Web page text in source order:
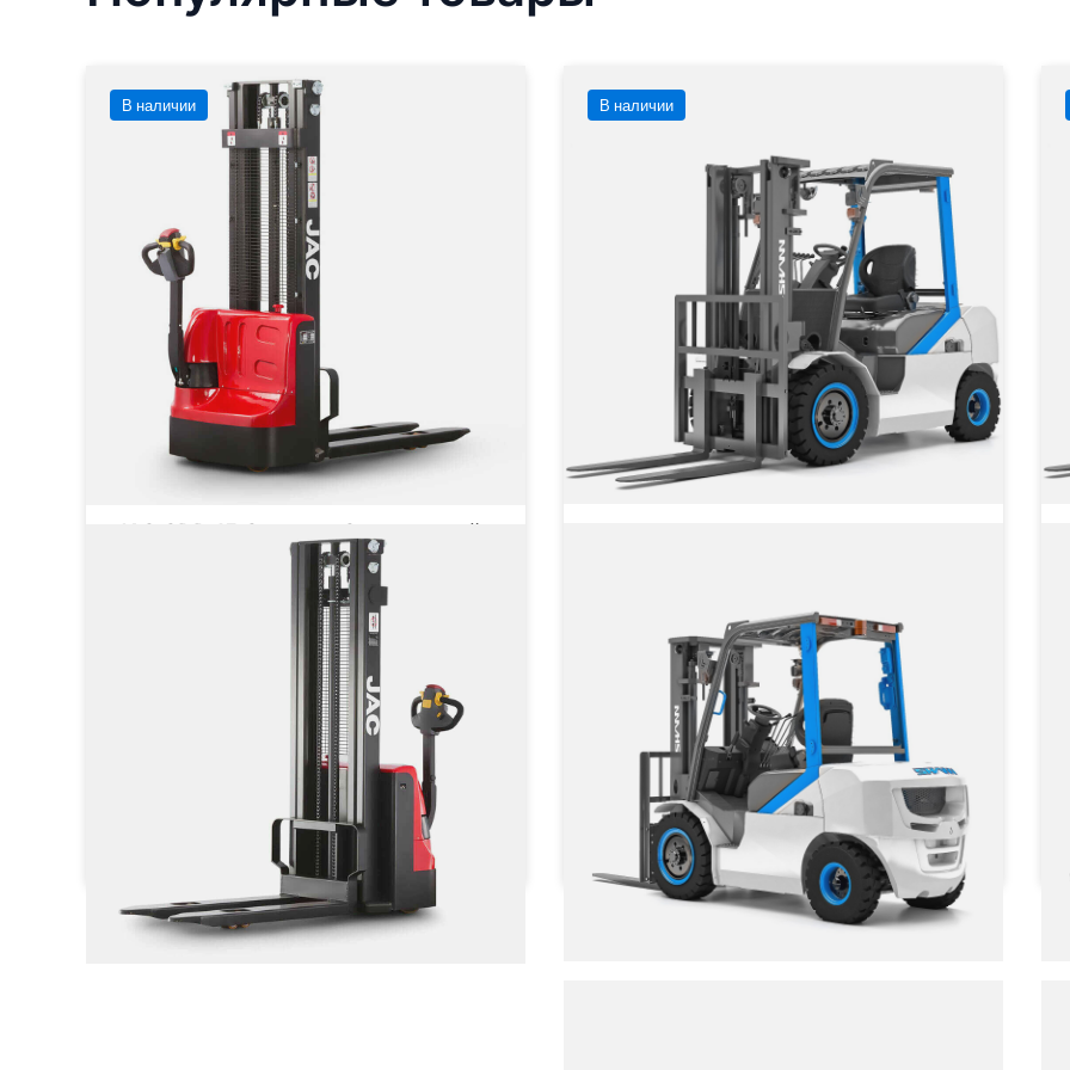
В наличии
JAC CDD 15 Compact Самоходный
Электрический
от 271 434 ₽
271 434
Заказать
В наличии
Тип двигателя
от 2 562 720 ₽
от2 562 720 ₽
Подробнее Заказать